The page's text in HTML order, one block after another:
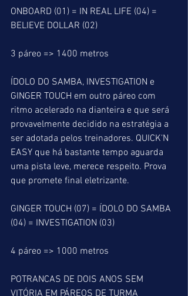
ONBOARD (01) = IN REAL LIFE (04) =
BELIEVE DOLLAR (02)
3 páreo => 1400 metros
ÍDOLO DO SAMBA, INVESTIGATION e
GINGER TOUCH em outro páreo com
ritmo acelerado na dianteira e que será
provavelmente decidido na estratégia a
ser adotada pelos treinadores. QUICK'N
EASY que há bastante tempo aguarda
uma pista leve, merece respeito. Prova
que promete final eletrizante.
GINGER TOUCH (07) = ÍDOLO DO SAMBA
(04) = INVESTIGATION (03)
4 páreo => 1000 metros
POTRANCAS DE DOIS ANOS SEM
VITÓRIA EM PÁREOS DE TURMA